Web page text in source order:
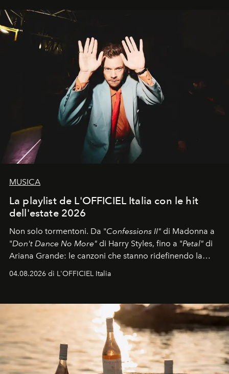
MUSICA
La playlist de L'OFFICIEL Italia con le hit
dell'estate 2026
Non solo tormentoni. Da "Confessions II" di Madonna a
"Don't Dance No More" di Harry Styles, fino a "Petal" di
Ariana Grande: le canzoni che stanno ridefinendo la
04.08.2026 di L'OFFICIEL Italia